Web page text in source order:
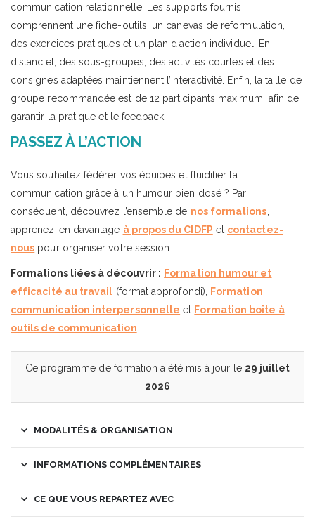
communication relationnelle. Les supports fournis
comprennent une fiche-outils, un canevas de reformulation,
des exercices pratiques et un plan d’action individuel. En
distanciel, des sous-groupes, des activités courtes et des
consignes adaptées maintiennent l’interactivité. Enfin, la taille de
groupe recommandée est de 12 participants maximum, afin de
garantir la pratique et le feedback.
PASSEZ À L’ACTION
Vous souhaitez fédérer vos équipes et fluidifier la
communication grâce à un humour bien dosé ? Par
conséquent, découvrez l’ensemble de nos formations
apprenez-en davantage à propos du CIDFP et contactez-
nous pour organiser votre session.
Formations liées à découvrir : Formation humour et
efficacité au travail (format approfondi), Formation
communication interpersonnelle et Formation boîte à
outils de communication
Ce programme de formation a été mis à jour le 29 juillet
2026
MODALITÉS & ORGANISATION
INFORMATIONS COMPLÉMENTAIRES
CE QUE VOUS REPARTEZ AVEC